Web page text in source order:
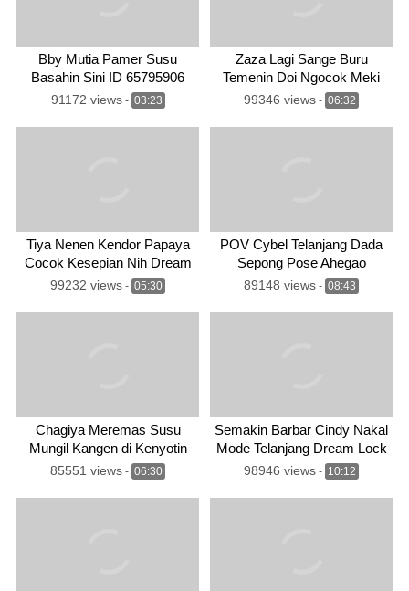
Bby Mutia Pamer Susu
Basahin Sini ID 65795906
Mango
91172 views- 03:23
Zaza Lagi Sange Buru
Temenin Doi Ngocok Meki
Dream
99346 views - 06:32
Tiya Nenen Kendor Papaya
Cocok Kesepian Nih Dream
99232 views - 05:30
POV Cybel Telanjang Dada
Sepong Pose Ahegao
Instagram
89148 views - 08:43
Chagiya Meremas Susu
Mungil Kangen di Kenyotin
Dream
85551 views - 06:30
Semakin Barbar Cindy Nakal
Mode Telanjang Dream Lock
98946 views - 10:12